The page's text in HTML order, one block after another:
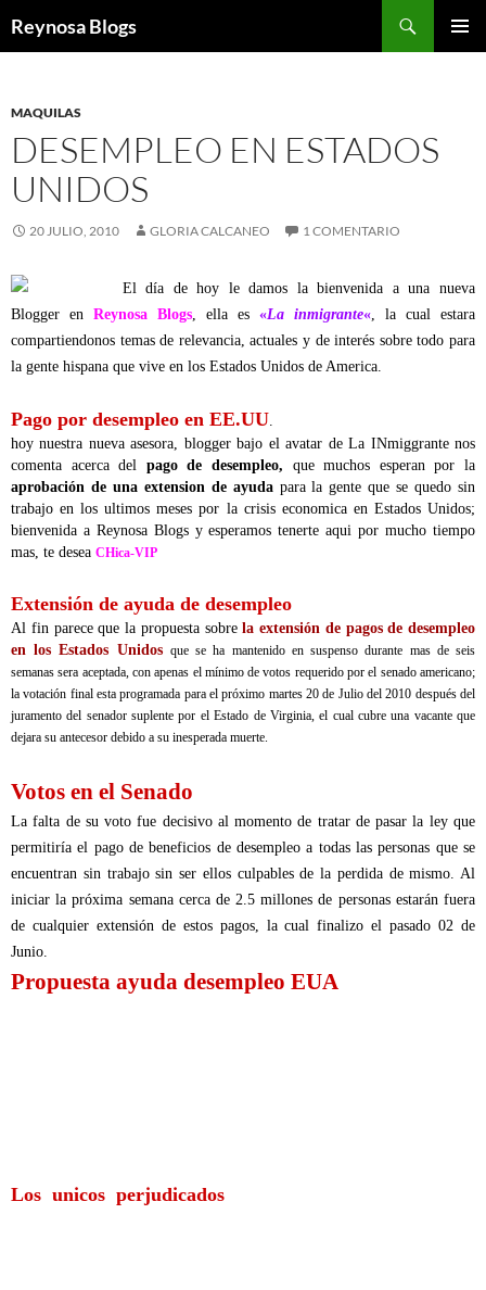
Reynosa Blogs
MAQUILAS
DESEMPLEO EN ESTADOS
UNIDOS
20 JULIO, 2010 GLORIA CALCANEO 1 COMENTARIO
El día de hoy le damos la bienvenida a una nueva
Blogger en Reynosa Blogs, ella es «La inmigrante«, la cual estara
compartiendonos temas de relevancia, actuales y de interés sobre todo para
la gente hispana que vive en los Estados Unidos de America.
Pago por desempleo en EE.UU.
hoy nuestra nueva asesora, blogger bajo el avatar de La INmiggrante nos
comenta acerca del pago de desempleo, que muchos esperan por la
aprobación de una extension de ayudapara la gente que se quedo sin
trabajo en los ultimos meses por la crisis economica en Estados Unidos;
bienvenida a Reynosa Blogs y esperamos tenerte aqui por mucho tiempo
mas, te desea CHica-VIP
Extensión de ayuda de desempleo
Al fin parece que la propuesta sobrela extensión de pagos de desempleo
en los Estados Unidos que se ha mantenido en suspenso durante mas de seis
semanas sera aceptada, con apenas el mínimo de votos requerido por el senado americano;
la votación final esta programada para el próximo martes 20 de Julio del 2010 después del
juramento del senador suplente por el Estado de Virginia, el cual cubre una vacante que
dejara su antecesor debido a su inesperada muerte.
Votos en el Senado
La falta de su voto fue decisivo al momento de tratar de pasar la ley que
permitiría el pago de beneficios de desempleo a todas las personas que se
encuentran sin trabajo sin ser ellos culpables de la perdida de mismo. Al
iniciar la próxima semana cerca de 2.5 millones de personas estarán fuera
de cualquier extensión de estos pagos, la cual finalizo el pasado 02 de
Junio.
Propuesta ayuda desempleo EUA
Los unicos perjudicados; lo cierto de todo esto, es que por